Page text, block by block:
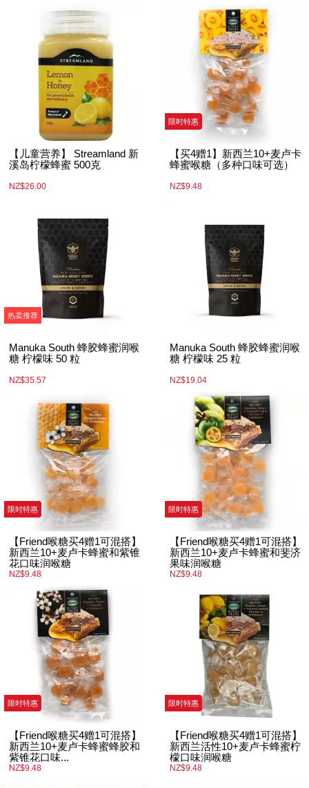
【儿童营养】 Streamland 新
溪岛柠檬蜂蜜 500克
NZ$26.00
限时特惠
【买4赠1】新西兰10+麦卢卡
蜂蜜喉糖（多种口味可选）
NZ$9.48
热卖推荐
Manuka South 蜂胶蜂蜜润喉
糖 柠檬味 50 粒
NZ$35.57
Manuka South 蜂胶蜂蜜润喉
糖 柠檬味 25 粒
NZ$19.04
限时特惠
【Friend喉糖买4赠1可混搭】
新西兰10+麦卢卡蜂蜜和紫锥
花口味润喉糖
NZ$9.48
限时特惠
【Friend喉糖买4赠1可混搭】
新西兰10+麦卢卡蜂蜜和斐济
果味润喉糖
NZ$9.48
限时特惠
【Friend喉糖买4赠1可混搭】
新西兰10+麦卢卡蜂蜜蜂胶和
紫锥花口味...
NZ$9.48
限时特惠
【Friend喉糖买4赠1可混搭】
新西兰活性10+麦卢卡蜂蜜柠
檬口味润喉糖
NZ$9.48